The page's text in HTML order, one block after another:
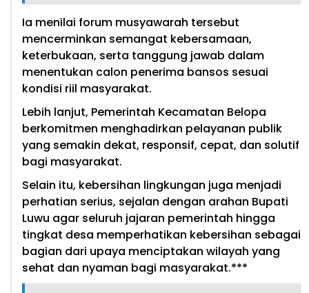
Ia menilai forum musyawarah tersebut
mencerminkan semangat kebersamaan,
keterbukaan, serta tanggung jawab dalam
menentukan calon penerima bansos sesuai
kondisi riil masyarakat.
Lebih lanjut, Pemerintah Kecamatan Belopa
berkomitmen menghadirkan pelayanan publik
yang semakin dekat, responsif, cepat, dan solutif
bagi masyarakat.
Selain itu, kebersihan lingkungan juga menjadi
perhatian serius, sejalan dengan arahan Bupati
Luwu agar seluruh jajaran pemerintah hingga
tingkat desa memperhatikan kebersihan sebagai
bagian dari upaya menciptakan wilayah yang
sehat dan nyaman bagi masyarakat.***